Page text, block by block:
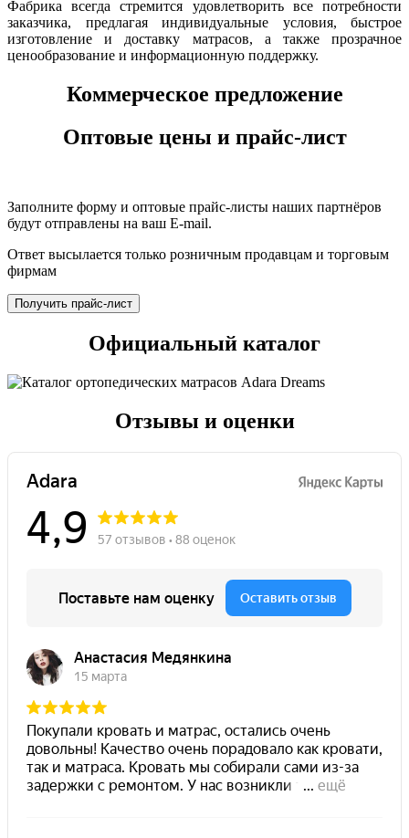
Фабрика всегда стремится удовлетворить все потребности
заказчика, предлагая индивидуальные условия, быстрое
изготовление и доставку матрасов, а также прозрачное
ценообразование и информационную поддержку.
Коммерческое предложение
Оптовые цены и прайс-лист
Заполните форму и оптовые прайс-листы наших партнёров
будут отправлены на ваш E-mail.
Ответ высылается только розничным продавцам и торговым
фирмам
Получить прайс-лист
Официальный каталог
Отзывы и оценки